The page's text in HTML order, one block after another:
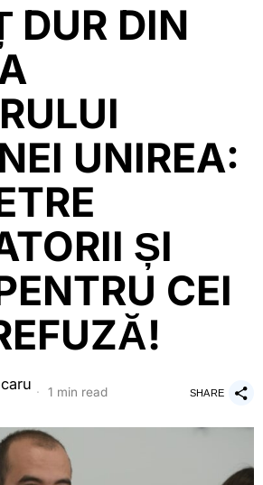
DUR DIN
UNIREA:
ȘI
CEI
1 min read SHARE